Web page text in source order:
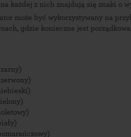
każdej z nich znajdują się znaki o
może być wykorzystywany na
gdzie konieczne jest